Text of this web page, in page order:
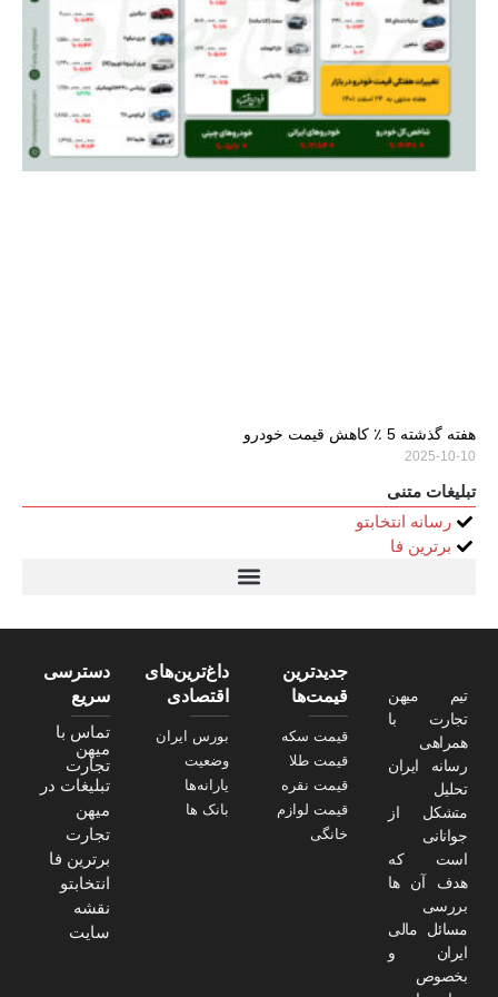
هفته گذشته 5 ٪ کاهش قیمت خودرو
2025-10-10
تبلیغات متنی
رسانه انتخابتو
برترین فا
تیم میهن
تجارت با
همراهی
رسانه ایران
تحلیل
متشکل از
جوانانی
است که
هدف آن ها
بررسی
مسائل مالی
ایران و
بخصوص
جدیدترین
قیمت‌ها
قیمت سکه
قیمت طلا
قیمت نقره
قیمت لوازم
خانگی
داغ‌ترین‌های
اقتصادی
بورس ایران
وضعیت
یارانه‌ها
بانک ها
دسترسی
سریع
تماس با
میهن
تجارت
تبلیغات در
میهن
تجارت
برترین فا
انتخابتو
نقشه
سایت